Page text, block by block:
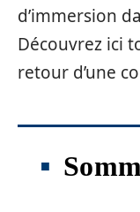
d’immersion
Découvrez ici
retour d’une